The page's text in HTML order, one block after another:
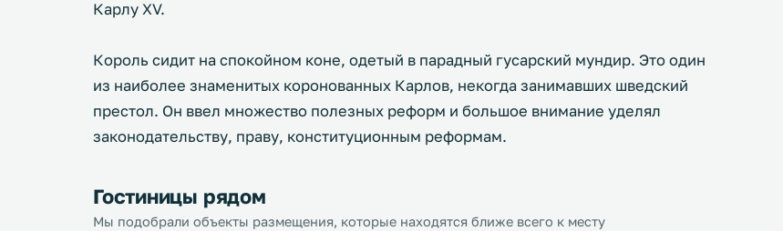
Карлу XV.
Король сидит на спокойном коне, одетый в парадный гусарский мундир. Это один
из наиболее знаменитых коронованных Карлов, некогда занимавших шведский
престол. Он ввел множество полезных реформ и большое внимание уделял
законодательству, праву, конституционным реформам.
Гостиницы рядом
Мы подобрали объекты размещения, которые находятся ближе всего к месту